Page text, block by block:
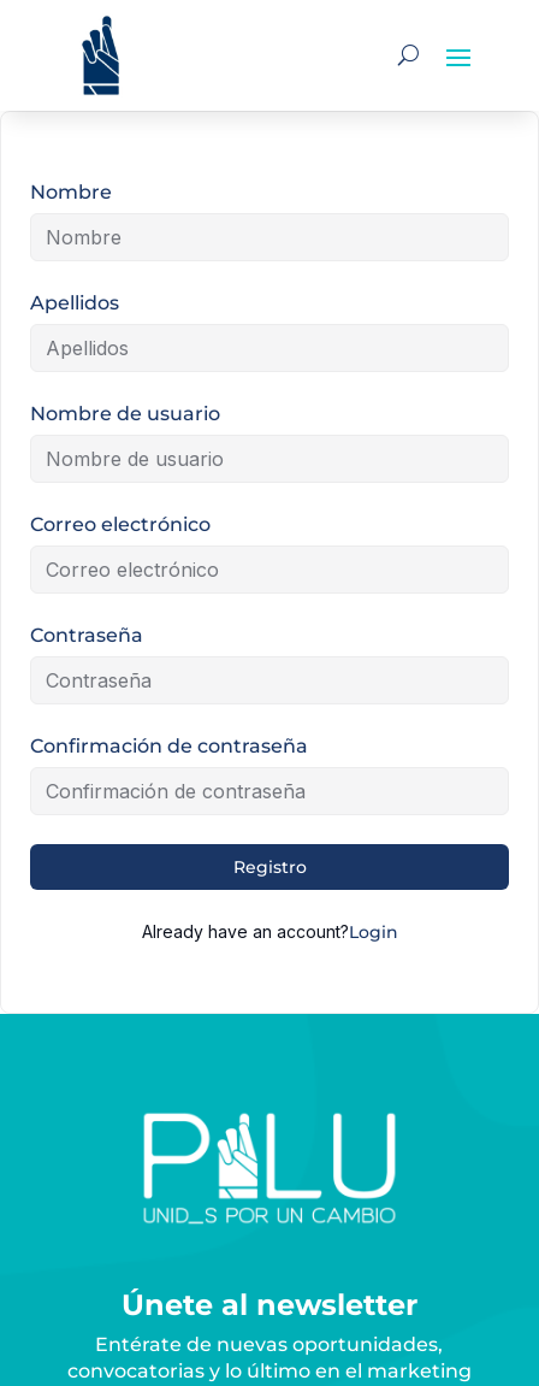
Nombre
Apellidos
Nombre de usuario
Correo electrónico
Contraseña
Confirmación de contraseña
Alternative: Registro
Already have an account?Login
Únete al newsletter
Entérate de nuevas oportunidades,
convocatorias y lo último en el marketing